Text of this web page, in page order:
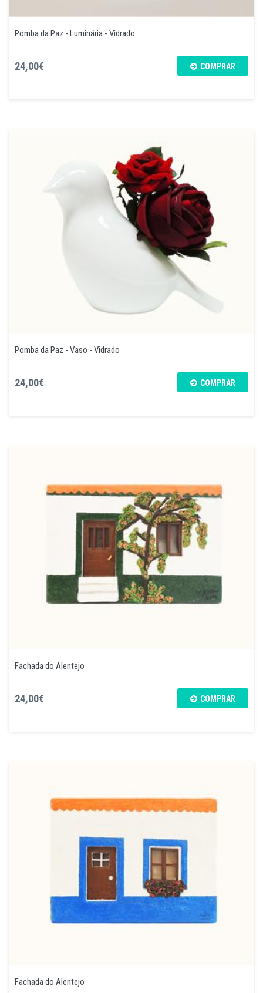
Pomba da Paz - Luminária - Vidrado
24,00€ COMPRAR
Pomba da Paz - Vaso - Vidrado
24,00€ COMPRAR
Fachada do Alentejo
24,00€ COMPRAR
Fachada do Alentejo